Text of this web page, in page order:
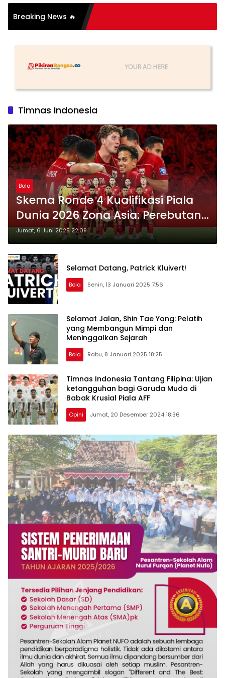
Breaking News 🔥
Timnas Indonesia
Bola
Skema Ronde 4 Kualifikasi Piala
Dunia 2026 Zona Asia: Perebutan
Dua Tiket Langsung
Jumat, 6 Juni 2025 22:09
Selamat Datang, Patrick Kluivert!
Bola Senin, 13 Januari 2025 7:56
Selamat Jalan, Shin Tae Yong: Pelatih
yang Membangun Mimpi dan
Meninggalkan Sejarah
Bola Rabu, 8 Januari 2025 18:25
Timnas Indonesia Tantang Filipina: Ujian
ketangguhan bagi Garuda Muda di
Babak Krusial Piala AFF
Opini Jumat, 20 Desember 2024 18:36